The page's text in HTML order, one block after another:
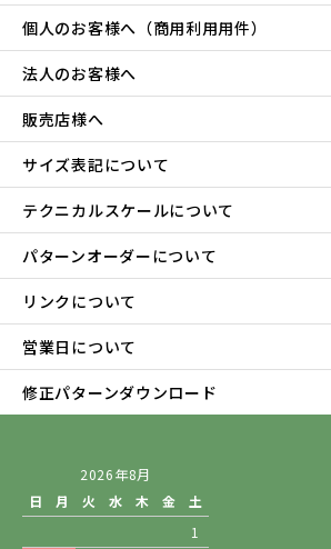
個人のお客様へ（商用利用用件）
法人のお客様へ
販売店様へ
サイズ表記について
テクニカルスケールについて
パターンオーダーについて
リンクについて
営業日について
修正パターンダウンロード
2026年8月
日
月 火 水 木 金
土
1